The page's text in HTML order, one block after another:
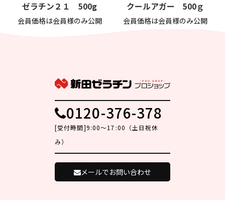
ゼラチン２１ 500g
会員価格は会員様のみ公開
クールアガー 500ｇ
会員価格は会員様のみ公開
0120-376-378
[受付時間]9:00～17:00（土日祝休
み）
メールでお問い合わせ